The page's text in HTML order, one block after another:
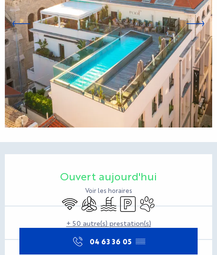
Ouvert aujourd'hui
Voir les horaires
WiFi Air conditionné
PiscineParkingAnimaux acceptés
+ 50 autre(s) prestation(s)
04 63 36 05 ▒▒